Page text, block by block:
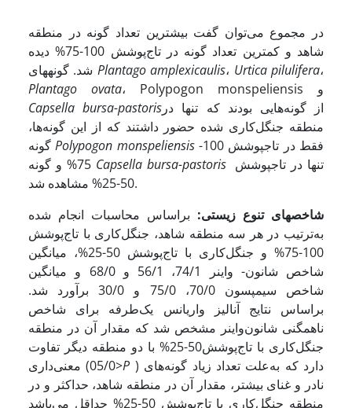
در مجموع می‌توان گفت بیشترین تعداد گونه در منطقه
شاهد و کمترین تعداد گونه در تاج‌پوشش 100-75% دیده
Plantago amplexicaulis، Urtica pilulifera،
Plantago ovata
، Polypogon monspeliensis و
Capsella bursa-pastoris از گونه‌هایی بودند که تنها در
منطقه جنگل‌کاری شده حضور داشتند که از این گونه‌ها،
گونه Polypogon monspeliensis فقط در تاج­پوشش 100-
75% و گونه Capsella bursa-pastorisتنها در تاج­پوشش
50-25% مشاهده شد.
شاخص­های تنوع زیستی: براساس محاسبات انجام شده
به‌ترتیب در هر سه منطقه شاهد، جنگل‌کاری با تاج‌‌پوشش
100-75% و جنگل‌کاری با تاج‌‌پوشش 50-25%، میانگین
شاخص شانون‌- واینر 74/1، 56/1 و 68/0 و میانگین
شاخص سیمپسون 70/0، 75/0 و 30/0 برآورد شد.
براساس نتایج آنالیز واریانس یک‌طرفه برای شاخص
ناهمگنی شانون‌واینر مشخص شد که مقدار آن در منطقه
جنگل‌کاری با تاج‌پوشش50-25% با دو منطقه دیگر تفاوت
معنی‌داری (05/0>P ) دارد که به‌علت تعداد زیاد گونه‌های
نادر و غنای بیشتر، مقدار آن در منطقه شاهد، حداکثر و در
منطقه جنگل‌کاری با تاج‌پوشش 50-25% حداقل می‌باشد